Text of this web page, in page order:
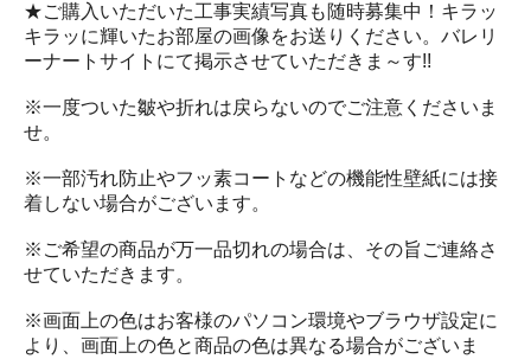
★ご購入いただいた工事実績写真も随時募集中！キラッ
キラッに輝いたお部屋の画像をお送りください。バレリ
ーナートサイトにて掲示させていただきま～す!!
※一度ついた皺や折れは戻らないのでご注意くださいま
せ。
※一部汚れ防止やフッ素コートなどの機能性壁紙には接
着しない場合がございます。
※ご希望の商品が万一品切れの場合は、その旨ご連絡さ
せていただきます。
※画面上の色はお客様のパソコン環境やブラウザ設定に
より、画面上の色と商品の色は異なる場合がございま